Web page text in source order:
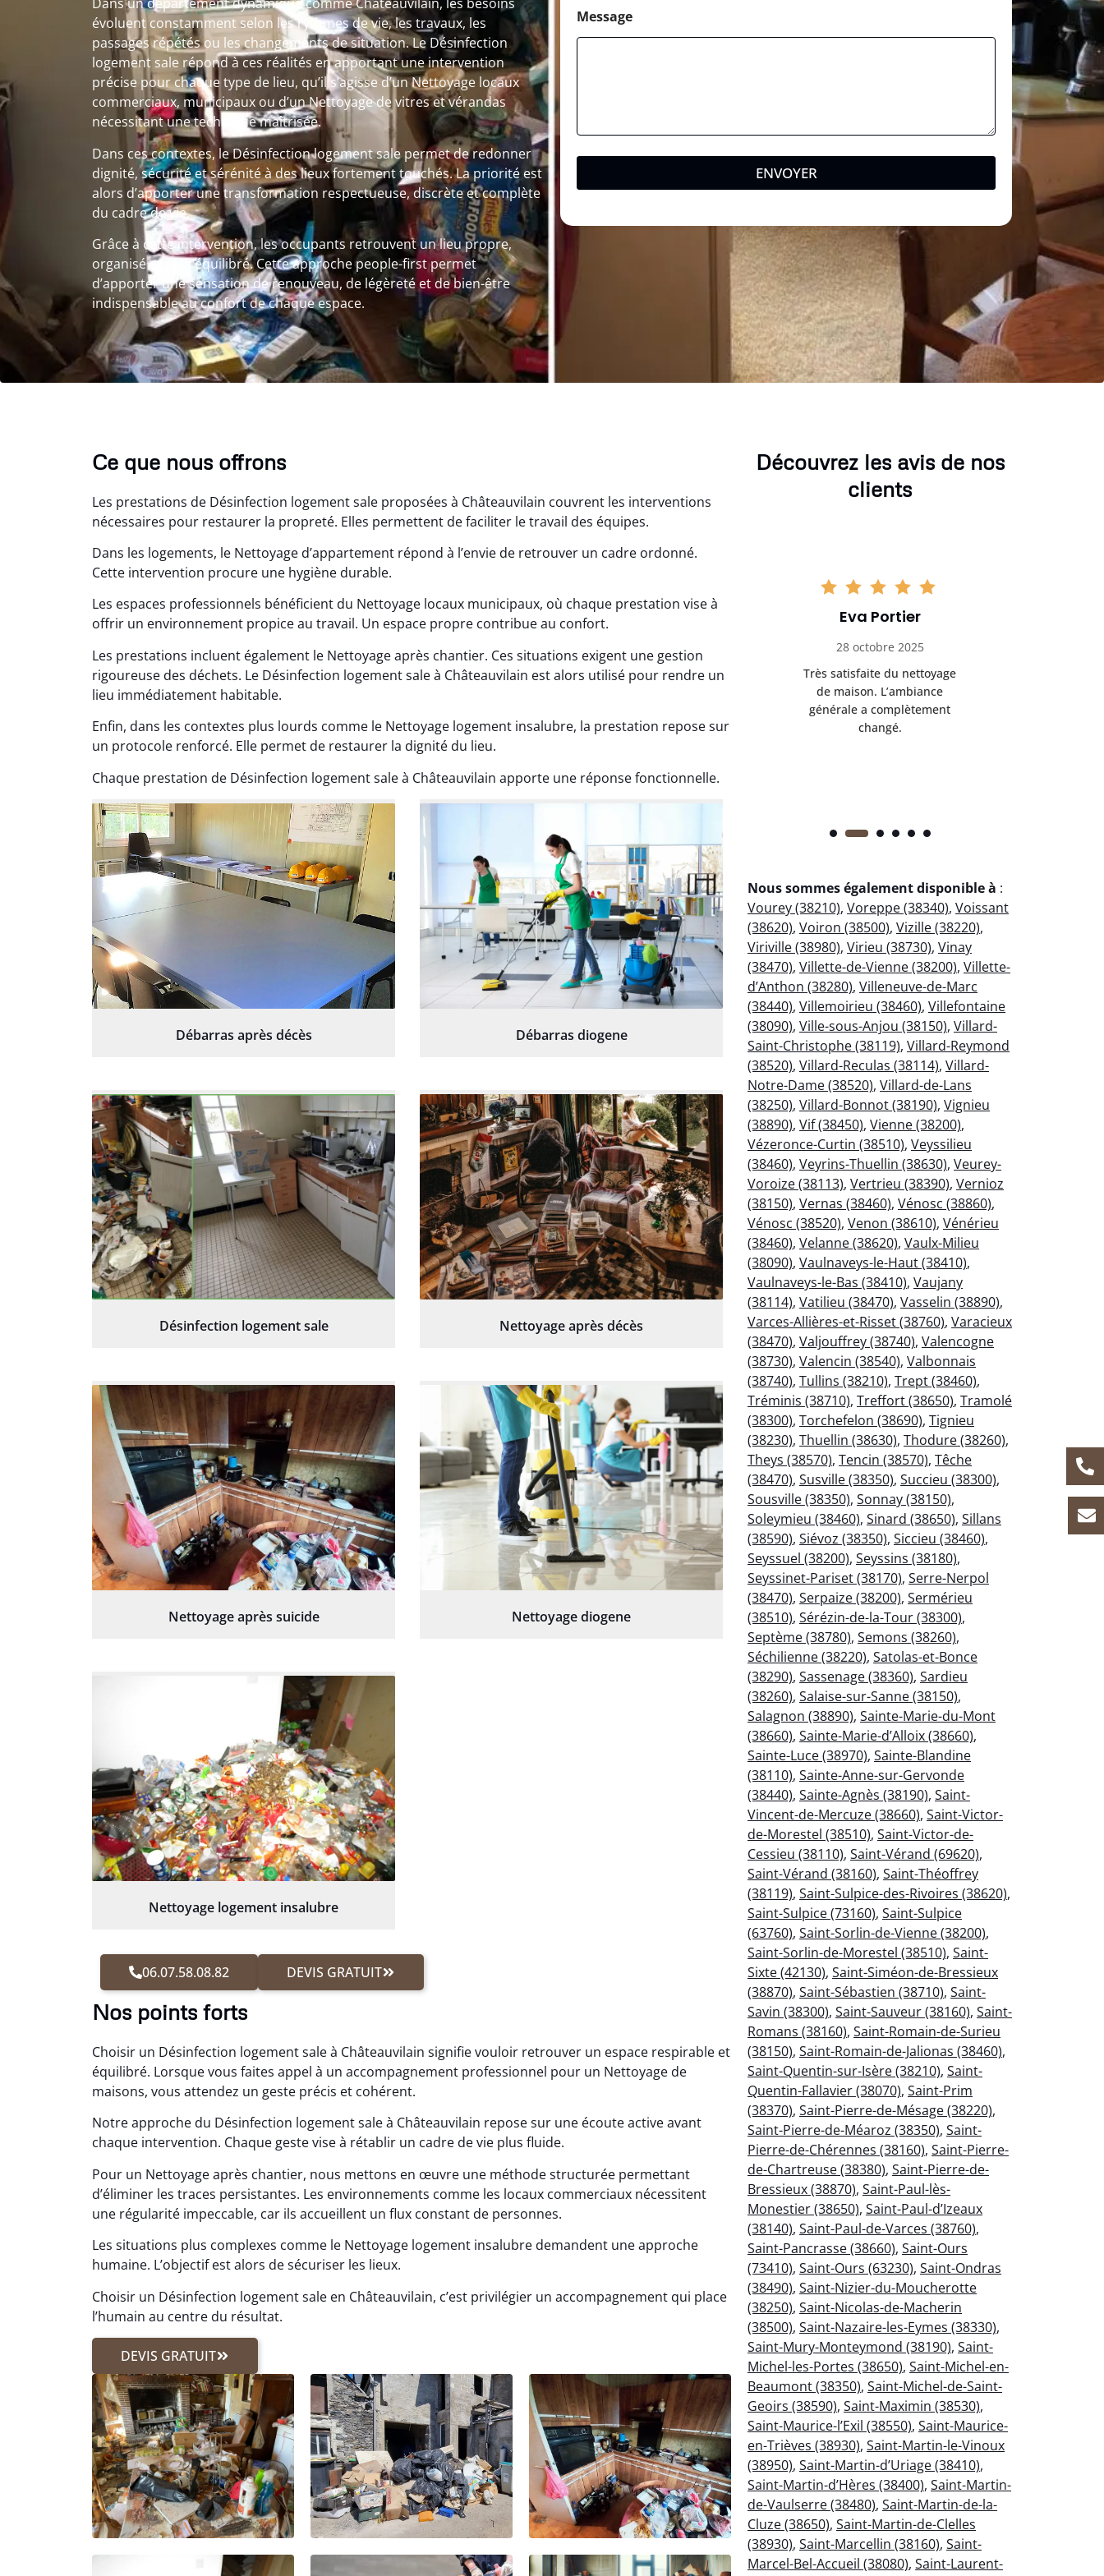
Dans un département dynamique comme Châteauvilain, les besoins
évoluent constamment selon les rythmes de vie, les travaux, les
passages répétés ou les changements de situation. Le Désinfection
logement sale répond à ces réalités en apportant une intervention
précise pour chaque type de lieu, qu’il s’agisse d’un Nettoyage locaux
commerciaux, municipaux ou d’un Nettoyage de vitres et vérandas
nécessitant une technique maîtrisée.
Dans ces contextes, le Désinfection logement sale permet de redonner
dignité, sécurité et sérénité à des lieux fortement touchés. La priorité est
alors d’apporter une transformation respectueuse, discrète et complète
du cadre de vie.
Grâce à cette intervention, les occupants retrouvent un lieu propre,
organisé et plus équilibré. Cette approche people-first permet
d’apporter une sensation de renouveau, de légèreté et de bien-être
indispensable au confort de chaque espace.
Message
ENVOYER
Ce que nous offrons
Les prestations de Désinfection logement sale proposées à Châteauvilain couvrent les interventions
nécessaires pour restaurer la propreté. Elles permettent de faciliter le travail des équipes.
Dans les logements, le Nettoyage d’appartement répond à l’envie de retrouver un cadre ordonné.
Cette intervention procure une hygiène durable.
Les espaces professionnels bénéficient du Nettoyage locaux municipaux, où chaque prestation vise à
offrir un environnement propice au travail. Un espace propre contribue au confort.
Les prestations incluent également le Nettoyage après chantier. Ces situations exigent une gestion
rigoureuse des déchets. Le Désinfection logement sale à Châteauvilain est alors utilisé pour rendre un
lieu immédiatement habitable.
Enfin, dans les contextes plus lourds comme le Nettoyage logement insalubre, la prestation repose sur
un protocole renforcé. Elle permet de restaurer la dignité du lieu.
Chaque prestation de Désinfection logement sale à Châteauvilain apporte une réponse fonctionnelle.
Débarras après décès Débarras diogene
Désinfection logement sale Nettoyage après décès
Nettoyage après suicide Nettoyage diogene
Nettoyage logement insalubre
06.07.58.08.82 DEVIS GRATUIT
Nos points forts
Choisir un Désinfection logement sale à Châteauvilain signifie vouloir retrouver un espace respirable et
équilibré. Lorsque vous faites appel à un accompagnement professionnel pour un Nettoyage de
maisons, vous attendez un geste précis et cohérent.
Notre approche du Désinfection logement sale à Châteauvilain repose sur une écoute active avant
chaque intervention. Chaque geste vise à rétablir un cadre de vie plus fluide.
Pour un Nettoyage après chantier, nous mettons en œuvre une méthode structurée permettant
d’éliminer les traces persistantes. Les environnements comme les locaux commerciaux nécessitent
une régularité impeccable, car ils accueillent un flux constant de personnes.
Les situations plus complexes comme le Nettoyage logement insalubre demandent une approche
humaine. L’objectif est alors de sécuriser les lieux.
Choisir un Désinfection logement sale en Châteauvilain, c’est privilégier un accompagnement qui place
l’humain au centre du résultat.
DEVIS GRATUIT
Découvrez les avis de nos
clients
Léana Gresset
15 décembre 2025
Nettoyage après chantier
proprement.
Noham Giraudet
16 octobre 2025
Nettoyage d’appartement
rentrant chez soi.
Eva Portier
28 octobre 2025
Très satisfaite du nettoyage
de maison. L’ambiance
générale a complètement
changé.
Nous sommes également disponible à :
Vourey (38210), Voreppe (38340), Voissant
(38620), Voiron (38500), Vizille (38220),
Viriville (38980), Virieu (38730), Vinay
(38470), Villette-de-Vienne (38200), Villette-
d’Anthon (38280), Villeneuve-de-Marc
(38440), Villemoirieu (38460), Villefontaine
(38090), Ville-sous-Anjou (38150), Villard-
Saint-Christophe (38119), Villard-Reymond
(38520), Villard-Reculas (38114), Villard-
Notre-Dame (38520), Villard-de-Lans
(38250), Villard-Bonnot (38190), Vignieu
(38890), Vif (38450), Vienne (38200),
Vézeronce-Curtin (38510), Veyssilieu
(38460), Veyrins-Thuellin (38630), Veurey-
Voroize (38113), Vertrieu (38390), Vernioz
(38150), Vernas (38460), Vénosc (38860),
Vénosc (38520), Venon (38610), Vénérieu
(38460), Velanne (38620), Vaulx-Milieu
(38090), Vaulnaveys-le-Haut (38410),
Vaulnaveys-le-Bas (38410), Vaujany
(38114), Vatilieu (38470), Vasselin (38890),
Varces-Allières-et-Risset (38760), Varacieux
(38470), Valjouffrey (38740), Valencogne
(38730), Valencin (38540), Valbonnais
(38740), Tullins (38210), Trept (38460),
Tréminis (38710), Treffort (38650), Tramolé
(38300), Torchefelon (38690), Tignieu
(38230), Thuellin (38630), Thodure (38260),
Theys (38570), Tencin (38570), Têche
(38470), Susville (38350), Succieu (38300),
Sousville (38350), Sonnay (38150),
Soleymieu (38460), Sinard (38650), Sillans
(38590), Siévoz (38350), Siccieu (38460),
Seyssuel (38200), Seyssins (38180),
Seyssinet-Pariset (38170), Serre-Nerpol
(38470), Serpaize (38200), Sermérieu
(38510), Sérézin-de-la-Tour (38300),
Septème (38780), Semons (38260),
Séchilienne (38220), Satolas-et-Bonce
(38290), Sassenage (38360), Sardieu
(38260), Salaise-sur-Sanne (38150),
Salagnon (38890), Sainte-Marie-du-Mont
(38660), Sainte-Marie-d’Alloix (38660),
Sainte-Luce (38970), Sainte-Blandine
(38110), Sainte-Anne-sur-Gervonde
(38440), Sainte-Agnès (38190), Saint-
Vincent-de-Mercuze (38660), Saint-Victor-
de-Morestel (38510), Saint-Victor-de-
Cessieu (38110), Saint-Vérand (69620),
Saint-Vérand (38160), Saint-Théoffrey
(38119), Saint-Sulpice-des-Rivoires (38620),
Saint-Sulpice (73160), Saint-Sulpice
(63760), Saint-Sorlin-de-Vienne (38200),
Saint-Sorlin-de-Morestel (38510), Saint-
Sixte (42130), Saint-Siméon-de-Bressieux
(38870), Saint-Sébastien (38710), Saint-
Savin (38300), Saint-Sauveur (38160), Saint-
Romans (38160), Saint-Romain-de-Surieu
(38150), Saint-Romain-de-Jalionas (38460),
Saint-Quentin-sur-Isère (38210), Saint-
Quentin-Fallavier (38070), Saint-Prim
(38370), Saint-Pierre-de-Mésage (38220),
Saint-Pierre-de-Méaroz (38350), Saint-
Pierre-de-Chérennes (38160), Saint-Pierre-
de-Chartreuse (38380), Saint-Pierre-de-
Bressieux (38870), Saint-Paul-lès-
Monestier (38650), Saint-Paul-d’Izeaux
(38140), Saint-Paul-de-Varces (38760),
Saint-Pancrasse (38660), Saint-Ours
(73410), Saint-Ours (63230), Saint-Ondras
(38490), Saint-Nizier-du-Moucherotte
(38250), Saint-Nicolas-de-Macherin
(38500), Saint-Nazaire-les-Eymes (38330),
Saint-Mury-Monteymond (38190), Saint-
Michel-les-Portes (38650), Saint-Michel-en-
Beaumont (38350), Saint-Michel-de-Saint-
Geoirs (38590), Saint-Maximin (38530),
Saint-Maurice-l’Exil (38550), Saint-Maurice-
en-Trièves (38930), Saint-Martin-le-Vinoux
(38950), Saint-Martin-d’Uriage (38410),
Saint-Martin-d’Hères (38400), Saint-Martin-
de-Vaulserre (38480), Saint-Martin-de-la-
Cluze (38650), Saint-Martin-de-Clelles
(38930), Saint-Marcellin (38160), Saint-
Marcel-Bel-Accueil (38080), Saint-Laurent-